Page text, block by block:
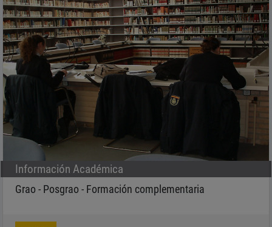
Información Académica
Grao - Posgrao - Formación complementaria